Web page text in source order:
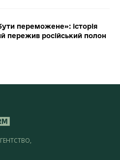
переможене»: історія
пережив російський полон